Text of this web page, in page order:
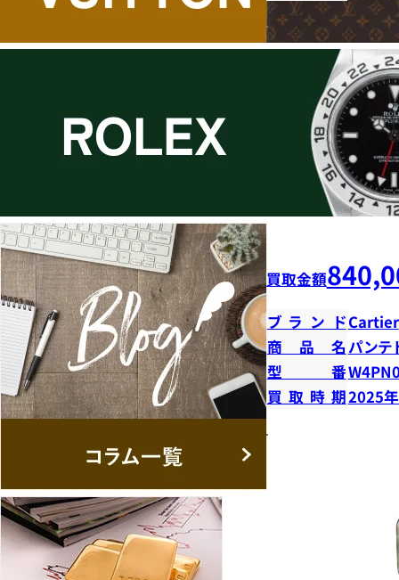
買取金額
ブランドCartier
商品名 パンテ
型番
買取時期2025